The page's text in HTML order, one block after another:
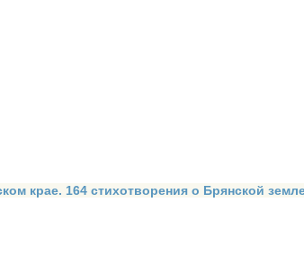
крае. 164 стихотворения о Брянской